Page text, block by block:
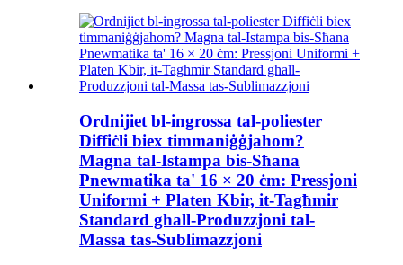
Ordnijiet bl-ingrossa tal-poliester
Diffiċli biex timmaniġġjahom?
Magna tal-Istampa bis-Sħana
Pnewmatika ta' 16 × 20 ċm: Pressjoni
Uniformi + Platen Kbir, it-Tagħmir
Standard għall-Produzzjoni tal-
Massa tas-Sublimazzjoni